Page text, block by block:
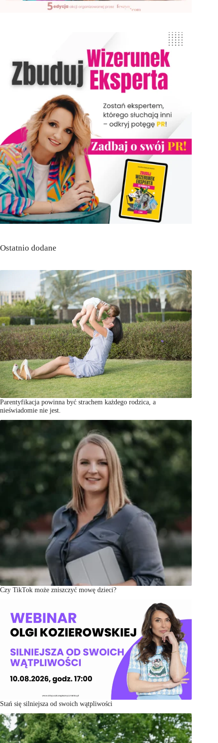
Ostatnio dodane
Parentyfikacja powinna być strachem każdego rodzica, a
nieświadomie nie jest.
Czy TikTok może zniszczyć mowę dzieci?
Stań się silniejsza od swoich wątpliwości